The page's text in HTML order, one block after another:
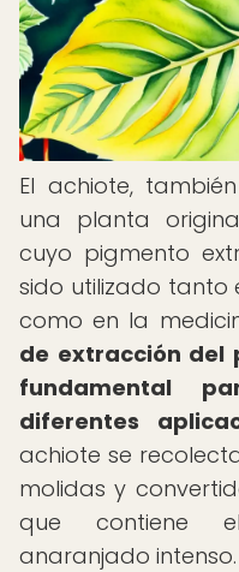
El achiote,
una planta
cuyo pigmento
sido utilizado tanto
como en la
de extracción del
fundamental
diferentes
achiote se
molidas y
que contiene
anaranjado intenso.